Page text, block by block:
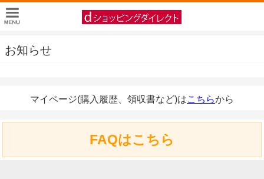
お知らせ
マイページ(購入履歴、領収書など)はこちらから
FAQはこちら